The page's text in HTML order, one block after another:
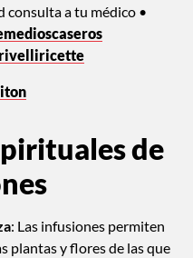
consulta a tu médico •
de
: Las infusiones permiten
plantas y flores de las que